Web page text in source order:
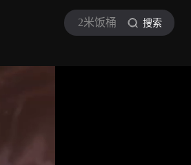
2米饭桶 搜索